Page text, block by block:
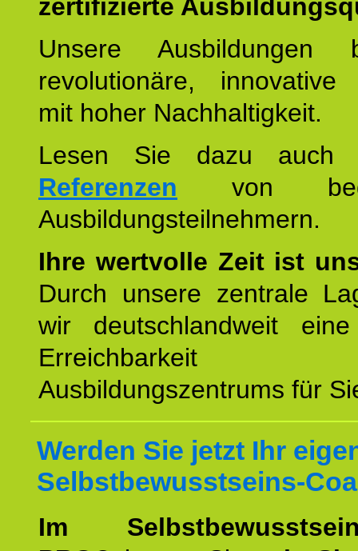
zertifizierte
Unsere Ausbildungen
revolutionäre, innovative
mit hoher Nachhaltigkeit.
Lesen Sie dazu
Referenzen von
Ausbildungsteilnehmern.
Ihre wertvolle Zeit ist
Durch unsere zentrale
wir deutschlandweit
Erreichbarkeit
Ausbildungszentrums für
Werden Sie jetzt Ihr
Selbstbewusstseins-
Im